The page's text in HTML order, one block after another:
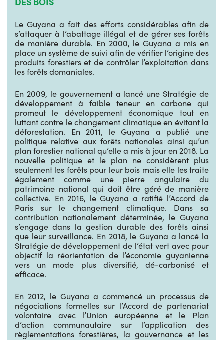
Le Guyana a fait des efforts considérables afin de
s’attaquer à l’abattage illégal et de gérer ses forêts
de manière durable. En 2000, le Guyana a mis en
place un système de suivi afin de vérifier l’origine des
produits forestiers et de contrôler l’exploitation dans
les forêts domaniales.
En 2009, le gouvernement a lancé une Stratégie de
développement à faible teneur en carbone qui
promeut le développement économique tout en
luttant contre le changement climatique en évitant la
déforestation. En 2011, le Guyana a publié une
politique relative aux forêts nationales ainsi qu’un
plan forestier national qu’elle a mis à jour en 2018. La
nouvelle politique et le plan ne considèrent plus
seulement les forêts pour leur bois mais elle les traite
également comme une pierre angulaire du
patrimoine national qui doit être géré de manière
collective. En 2016, le Guyana a ratifié l’Accord de
Paris sur le changement climatique. Dans sa
contribution nationalement déterminée, le Guyana
s’engage dans la gestion durable des forêts ainsi
que leur surveillance. En 2018, le Guyana a lancé la
Stratégie de développement de l’état vert avec pour
objectif la réorientation de l’économie guyanienne
vers un mode plus diversifié, dé-carbonisé et
efficace.
En 2012, le Guyana a commencé un processus de
négociations formelles sur l’Accord de partenariat
volontaire avec l’Union européenne et le Plan
d’action communautaire sur l’application des
règlementations forestières, la gouvernance et les